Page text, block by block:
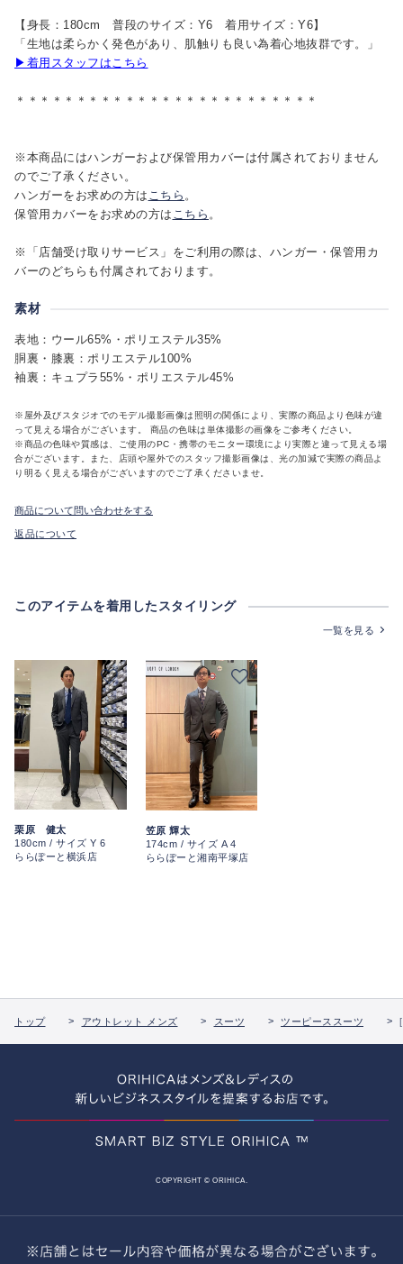
【身長：180cm 普段のサイズ：Y6 着用サイズ：Y6】
「生地は柔らかく発色があり、肌触りも良い為着心地抜群です。」
▶着用スタッフはこちら
＊＊＊＊＊＊＊＊＊＊＊＊＊＊＊＊＊＊＊＊＊＊＊＊＊
※本商品にはハンガーおよび保管用カバーは付属されておりません
のでご了承ください。
ハンガーをお求めの方は こちら 。
保管用カバーをお求めの方は こちら 。
※「店舗受け取りサービス」をご利用の際は、ハンガー・保管用カ
バーのどちらも付属されております。
素材
表地：ウール65%・ポリエステル35%
胴裏・膝裏：ポリエステル100%
袖裏：キュプラ55%・ポリエステル45%
※屋外及びスタジオでのモデル撮影画像は照明の関係により、実際の商品より色味が違
って見える場合がございます。 商品の色味は単体撮影の画像をご参考ください。
※商品の色味や質感は、ご使用のPC・携帯のモニター環境により実際と違って見える場
合がございます。また、店頭や屋外でのスタッフ撮影画像は、光の加減で実際の商品よ
り明るく見える場合がございますのでご了承くださいませ。
商品について問い合わせをする
返品について
このアイテムを着用したスタイリング
一覧を見る
栗原 健太
180cm / サイズ Y 6
ららぽーと横浜店
笠原 輝太
174cm / サイズ A 4
ららぽーと湘南平塚店
トップ アウトレット メンズ スーツ ツーピーススーツ
COPYRIGHT © ORIHICA.